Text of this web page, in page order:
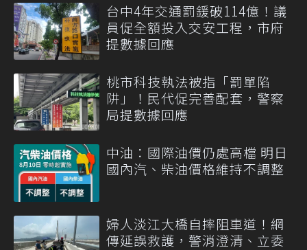
台中4年交通罰鍰破114億！議
員促全額投入交安工程，市府
提數據回應
桃市科技執法被指「罰單陷
阱」！民代促完善配套，警察
局提數據回應
中油：國際油價仍處高檔 明日
國內汽、柴油價格維持不調整
婦人淡江大橋自摔阻車道！網
傳延誤救護，警消澄清、立委